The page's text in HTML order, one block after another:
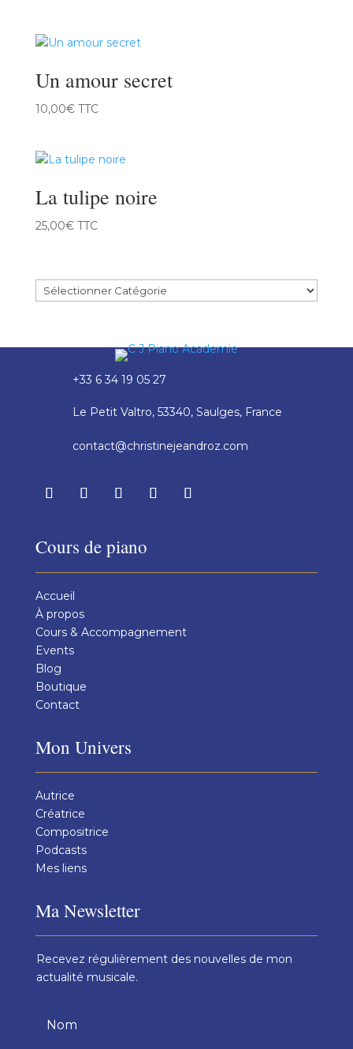
12,00€
25,00€
Un amour secret
10,00€ TTC
La tulipe noire
25,00€ TTC
+33 6 34 19 05 27
Le Petit Valtro, 53340, Saulges, France
contact@christinejeandroz.com
Cours de piano
Accueil
À propos
Cours & Accompagnement
Events
Blog
Boutique
Contact
Mon Univers
Autrice
Créatrice
Compositrice
Podcasts
Mes liens
Ma Newsletter
Recevez régulièrement des nouvelles de mon
actualité musicale.